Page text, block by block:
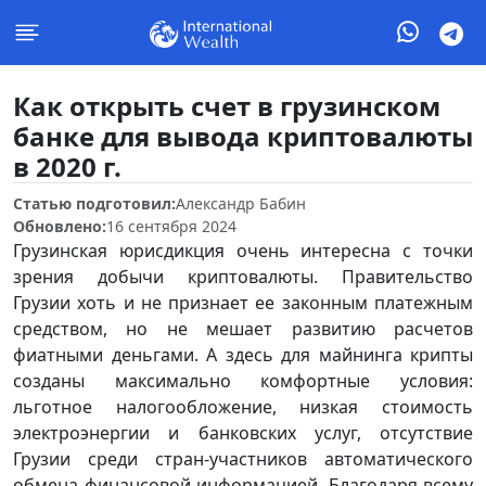
Как открыть счет в грузинском
банке для вывода криптовалюты
в 2020 г.
Статью подготовил:Александр Бабин
Обновлено:16 сентября 2024
Грузинская юрисдикция очень интересна с точки
зрения добычи криптовалюты. Правительство
Грузии хоть и не признает ее законным платежным
средством, но не мешает развитию расчетов
фиатными деньгами. А здесь для майнинга крипты
созданы максимально комфортные условия:
льготное налогообложение, низкая стоимость
электроэнергии и банковских услуг, отсутствие
Грузии среди стран-участников автоматического